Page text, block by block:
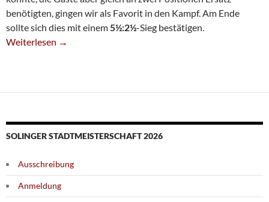
benötigten, gingen wir als Favorit in den Kampf. Am Ende
sollte sich dies mit einem5½:2½-Sieg bestätigen.
Fünfte Behält Klar Die Oberhand
Weiterlesen →
SOLINGER STADTMEISTERSCHAFT 2026
Ausschreibung
Anmeldung